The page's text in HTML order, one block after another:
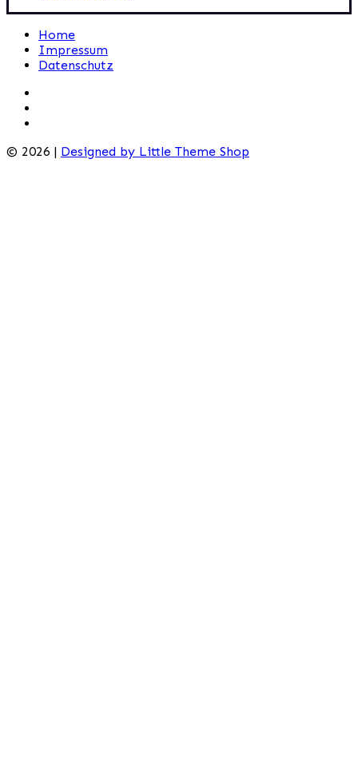
Home
Impressum
Datenschutz
© 2026 | Designed by Little Theme Shop